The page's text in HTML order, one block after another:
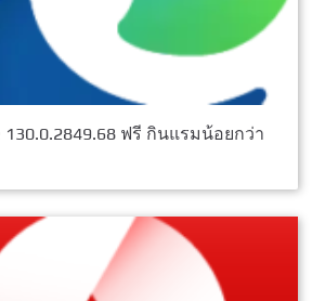
130.0.2849.68 ฟรี กินแรมน้อยกว่า